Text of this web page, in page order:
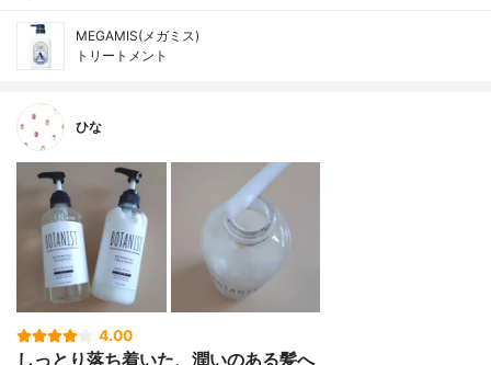
MEGAMIS(メガミス)
トリートメント
ひな
4.00
しっとり落ち着いた、潤いのある髪へ